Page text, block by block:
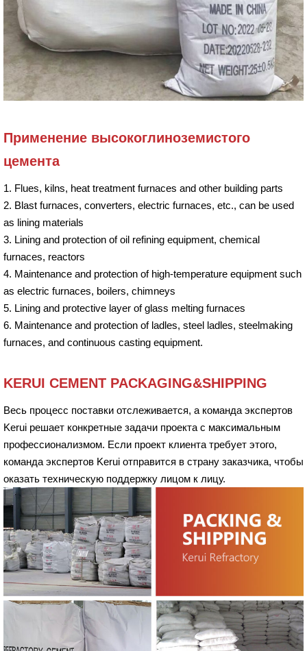
Применение высокоглиноземистого
цемента
1. Flues, kilns, heat treatment furnaces and other building parts
2. Blast furnaces, converters, electric furnaces, etc., can be used
as lining materials
3. Lining and protection of oil refining equipment, chemical
furnaces, reactors
4. Maintenance and protection of high-temperature equipment such
as electric furnaces, boilers, chimneys
5. Lining and protective layer of glass melting furnaces
6. Maintenance and protection of ladles, steel ladles, steelmaking
furnaces, and continuous casting equipment.
KERUI CEMENT PACKAGING&SHIPPING
Весь процесс поставки отслеживается, а команда экспертов
Kerui решает конкретные задачи проекта с максимальным
профессионализмом. Если проект клиента требует этого,
команда экспертов Kerui отправится в страну заказчика, чтобы
оказать техническую поддержку лицом к лицу.